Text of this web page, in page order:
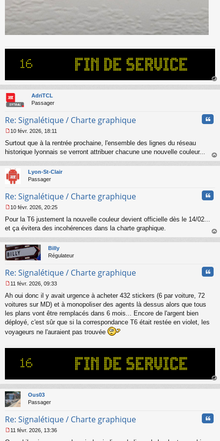
au
AdriTCL
Passager
Re: Signalétique / Charte graphique
e
s
a
g
e
o
l
u
10 févr. 2026, 18:11
Surtout que à la rentrée prochaine, l'ensemble des lignes du réseau
historique lyonnais se verront attribuer chacune une nouvelle couleur...
au
Lyon-St-Clair
Passager
Re: Signalétique / Charte graphique
e
s
a
g
e
o
l
u
10 févr. 2026, 20:25
Pour la T6 justement la nouvelle couleur devient officielle dès le 14/02...
et ça évitera des incohérences dans la charte graphique.
au
Billy
Régulateur
Re: Signalétique / Charte graphique
e
s
s
a
g
e
o
11 févr. 2026, 09:33
Ah oui donc il y avait urgence à acheter 432 stickers (6 par voiture, 72
voitures sur MD) et à monopoliser des agents là dessus alors que tous
les plans vont être remplacés dans 6 mois... Encore de l'argent bien
déployé, c'est sûr que si la correspondance T6 était restée en violet, les
voyageurs ne l'auraient pas trouvée
au
Ous03
Passager
Re: Signalétique / Charte graphique
11 févr. 2026, 13:36